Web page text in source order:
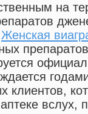
на
Женская
препаратов
клиентов,
вслух,